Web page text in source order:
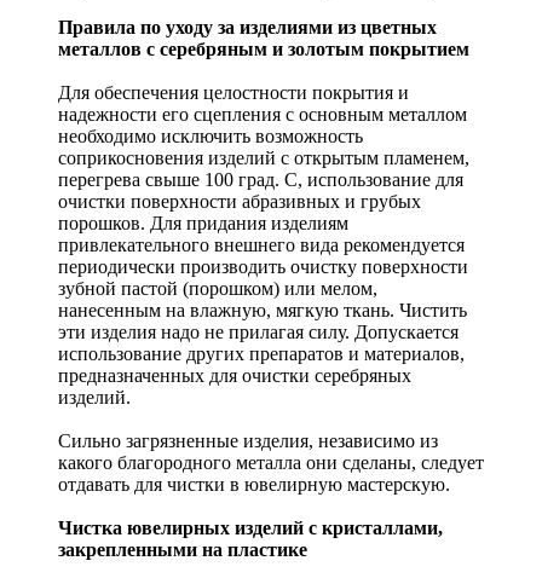
Правила по уходу за изделиями из цветных
металлов с серебряным и золотым покрытием
Для обеспечения целостности покрытия и
надежности его сцепления с основным металлом
необходимо исключить возможность
соприкосновения изделий с открытым пламенем,
перегрева свыше 100 град. С, использование для
очистки поверхности абразивных и грубых
порошков. Для придания изделиям
привлекательного внешнего вида рекомендуется
периодически производить очистку поверхности
зубной пастой (порошком) или мелом,
нанесенным на влажную, мягкую ткань. Чистить
эти изделия надо не прилагая силу. Допускается
использование других препаратов и материалов,
предназначенных для очистки серебряных
изделий.
Сильно загрязненные изделия, независимо из
какого благородного металла они сделаны, следует
отдавать для чистки в ювелирную мастерскую.
Чистка ювелирных изделий с кристаллами,
закрепленными на пластике